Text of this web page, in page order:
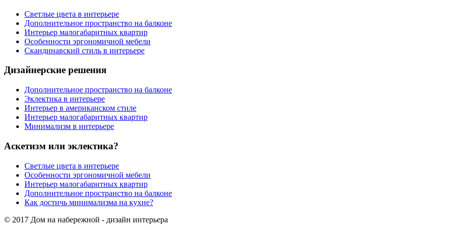
Светлые цвета в интерьере
Дополнительное пространство на балконе
Интерьер малогабаритных квартир
Особенности эргономичной мебели
Скандинавский стиль в интерьере
Дизайнерские решения
Дополнительное пространство на балконе
Эклектика в интерьере
Интерьер в американском стиле
Интерьер малогабаритных квартир
Минимализм в интерьере
Аскетизм или эклектика?
Светлые цвета в интерьере
Особенности эргономичной мебели
Интерьер малогабаритных квартир
Дополнительное пространство на балконе
Как достичь минимализма на кухне?
© 2017 Дом на набережной - дизайн интерьера